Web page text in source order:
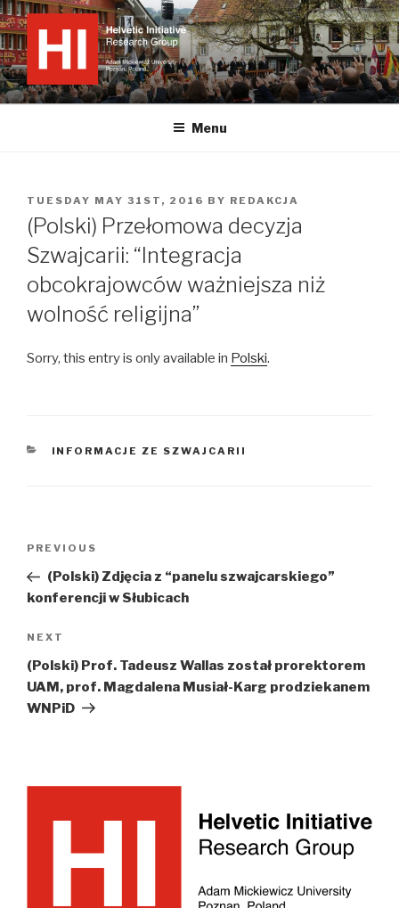
Skip
to
content
'HELVETIC INITIATIVE'
Research Group
Menu
POSTED
ON
TUESDAY MAY 31ST, 2016 BY REDAKCJA
(Polski) Przełomowa decyzja
Szwajcarii: “Integracja
obcokrajowców ważniejsza niż
wolność religijna”
Sorry, this entry is only available in Polski.
CATEGORIES
INFORMACJE ZE SZWAJCARII
Previous
Post
PREVIOUS
(Polski) Zdjęcia z “panelu szwajcarskiego”
konferencji w Słubicach
Next
Post
NEXT
(Polski) Prof. Tadeusz Wallas został prorektorem
UAM, prof. Magdalena Musiał-Karg prodziekanem
WNPiD